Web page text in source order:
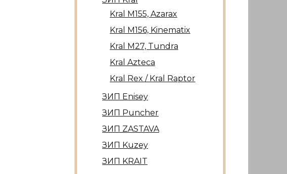
Kral М155, Azarax
Kral М156, Kinematix
Kral М27, Tundra
Kral Azteca
Kral Rex / Kral Raptor
ЗИП Enisey
ЗИП Puncher
ЗИП ZASTAVA
ЗИП Kuzey
ЗИП KRAIT